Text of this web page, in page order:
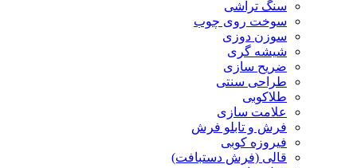
سنگ تراشی
سوخت روی چوب
سوزن دوزی
شیشه گری
ضریح سازی
طراحی سنتی
طلاکوبی
علامت سازی
فرش و تابلو فرش
فیروزه کوبی
قالی (فرش دستبافت)